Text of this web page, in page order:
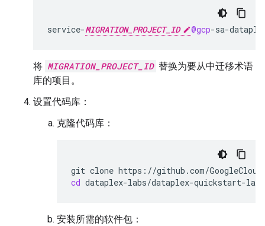
service-MIGRATION_PROJECT_ID @gcp-sa-
将 MIGRATION_PROJECT_ID 替换为要从中迁移术语
库的项目。
设置代码库：
克隆代码库：
git clone
cd
安装所需的软件包：